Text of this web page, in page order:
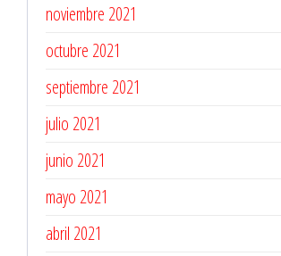
noviembre 2021
octubre 2021
septiembre 2021
julio 2021
junio 2021
mayo 2021
abril 2021